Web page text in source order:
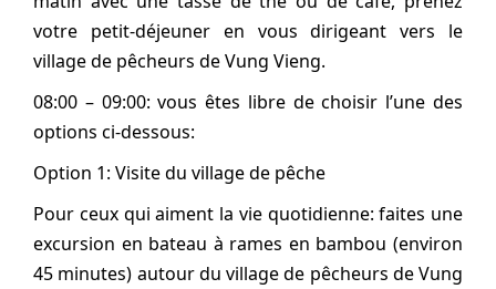
votre petit-déjeuner en vous dirigeant vers le
village de pêcheurs de Vung Vieng.
08:00 – 09:00: vous êtes libre de choisir l’une des
options ci-dessous:
Option 1: Visite du village de pêche
Pour ceux qui aiment la vie quotidienne: faites une
excursion en bateau à rames en bambou (environ
45 minutes) autour du village de pêcheurs de Vung